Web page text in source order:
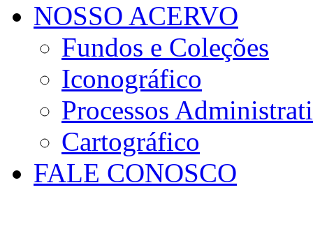
NOSSO ACERVO
Fundos e Coleções
Iconográfico
Processos
Cartográfico
FALE CONOSCO